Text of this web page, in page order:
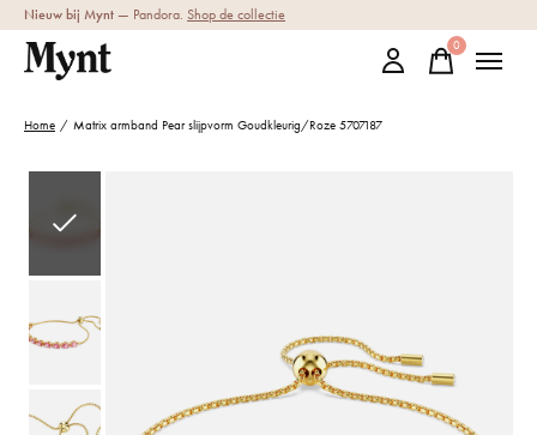
Nieuw bij Mynt — Pandora. Shop de collectie
0items
Home / Matrix armband Pear slijpvorm Goudkleurig/Roze 5707187